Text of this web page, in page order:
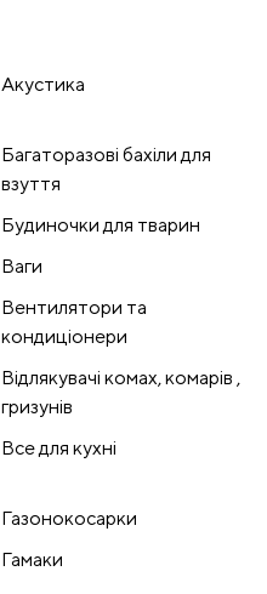
Акустика
Багаторазові бахіли для
взуття
Будиночки для тварин
Ваги
Вентилятори та
кондиціонери
Відлякувачі комах, комарів ,
гризунів
Все для кухні
Газонокосарки
Гамаки